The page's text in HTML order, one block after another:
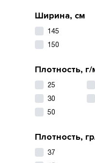
Ширина, см
145
150
Плотность, г/
25
30
50
Плотность,
37